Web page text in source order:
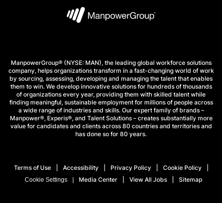
ManpowerGroup® (NYSE: MAN), the leading global workforce solutions
company, helps organizations transform in a fast-changing world of work
by sourcing, assessing, developing and managing the talent that enables
them to win. We develop innovative solutions for hundreds of thousands
of organizations every year, providing them with skilled talent while
finding meaningful, sustainable employment for millions of people across
a wide range of industries and skills. Our expert family of brands –
Manpower®, Experis®, and Talent Solutions – creates substantially more
value for candidates and clients across 80 countries and territories and
has done so for 80 years.
Terms of Use Accessibility Privacy Policy Cookie Policy
Cookie Settings Media Center View All Jobs Sitemap